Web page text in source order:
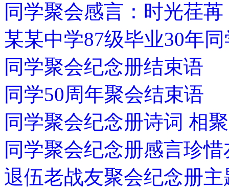
同学聚会感言：时光荏
某某中学87级毕业30年
同学聚会纪念册结束语
同学50周年聚会结束语
同学聚会纪念册诗词 相聚
同学聚会纪念册感言珍
退伍老战友聚会纪念册